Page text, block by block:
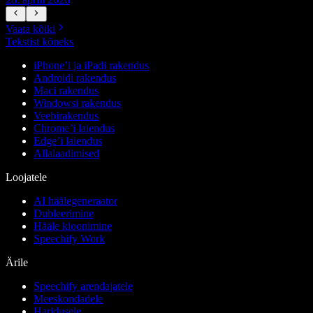
Vaata kõiki
Tekstist kõneks
iPhone’i ja iPadi rakendus
Androidi rakendus
Maci rakendus
Windowsi rakendus
Veebirakendus
Chrome’i laiendus
Edge’i laiendus
Allalaadimised
Loojatele
AI häälegeneraator
Dubleerimine
Hääle kloonimine
Speechify Work
Ärile
Speechify arendajatele
Meeskondadele